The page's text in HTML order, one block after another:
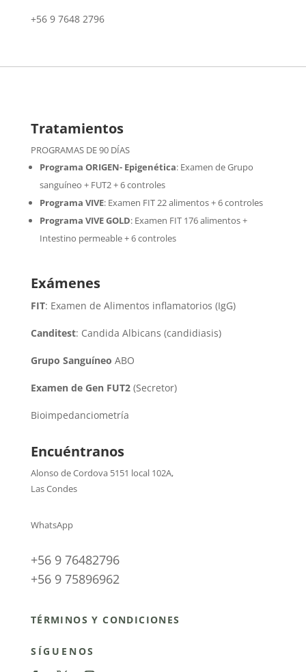
+56 9 7648 2796
Tratamientos
PROGRAMAS DE 90 DÍAS
Programa ORIGEN- Epigenética:Examen de Grupo
sanguíneo + FUT2 + 6 controles
Programa VIVE: Examen FIT 22 alimentos + 6 controles
Programa VIVE GOLD: Examen FIT 176 alimentos +
Intestino permeable + 6 controles
Exámenes
FIT: Examen de Alimentos inflamatorios (IgG)
Canditest: Candida Albicans (candidiasis)
Grupo Sanguíneo ABO
Examen de Gen FUT2(Secretor)
Bioimpedanciometría
Encuéntranos
Alonso de Cordova 5151 local 102A,
Las Condes
WhatsApp
+56 9 76482796
+56 9 75896962
TÉRMINOS Y CONDICIONES
SÍGUENOS